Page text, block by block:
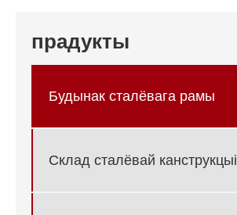
прадукты
Будынак сталёвага рамы
Склад сталёвай канструкцыі